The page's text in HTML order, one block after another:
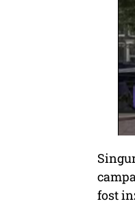
fost